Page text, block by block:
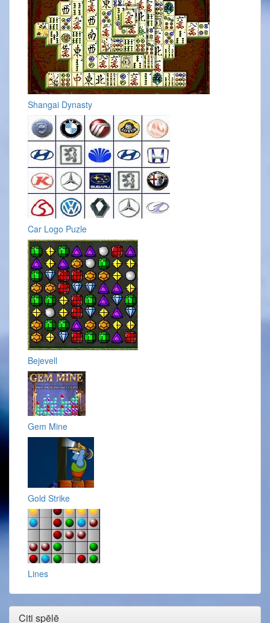
Shangai Dynasty
Car Logo Puzle
Bejevell
Gem Mine
Gold Strike
Lines
Citi spēlē